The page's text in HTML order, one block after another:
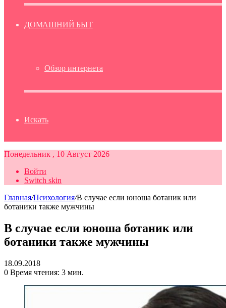
ДОМАШНИЙ БЫТ
Обзор интернета
Искать
Понедельник , 10 Август 2026
Войти
Switch skin
Главная/Психология/В случае если юноша ботаник или
ботаники также мужчины
В случае если юноша ботаник или
ботаники также мужчины
18.09.2018
0 Время чтения: 3 мин.